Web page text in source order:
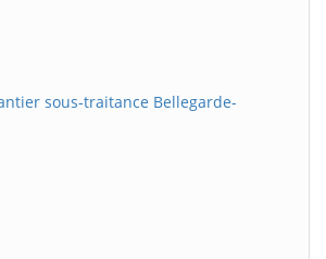
sous-traitance Bellegarde-